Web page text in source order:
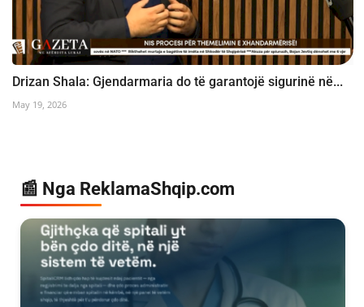
Drizan Shala: Gjendarmaria do të garantojë sigurinë në...
May 19, 2026
📰 Nga ReklamaShqip.com